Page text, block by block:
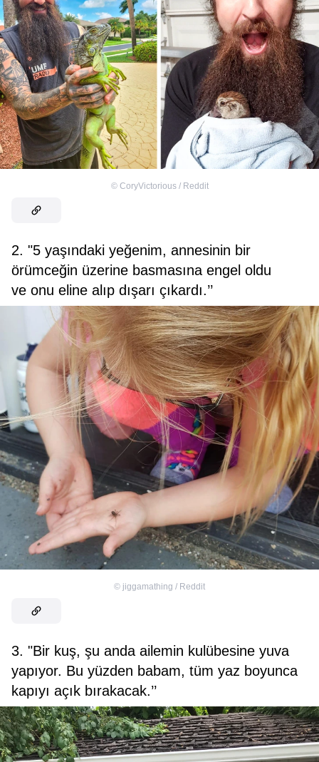
© CoryVictorious / Reddit
2. "5 yaşındaki yeğenim, annesinin bir
örümceğin üzerine basmasına engel oldu
ve onu eline alıp dışarı çıkardı.’’
© jiggamathing / Reddit
3. "Bir kuş, şu anda ailemin kulübesine yuva
yapıyor. Bu yüzden babam, tüm yaz boyunca
kapıyı açık bırakacak.’’